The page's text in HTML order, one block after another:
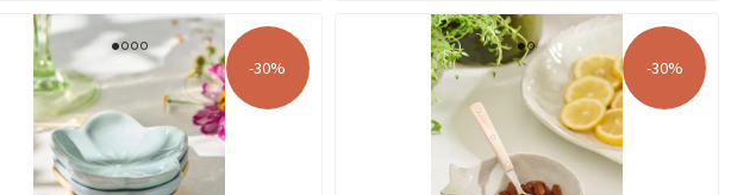
-30% -30%